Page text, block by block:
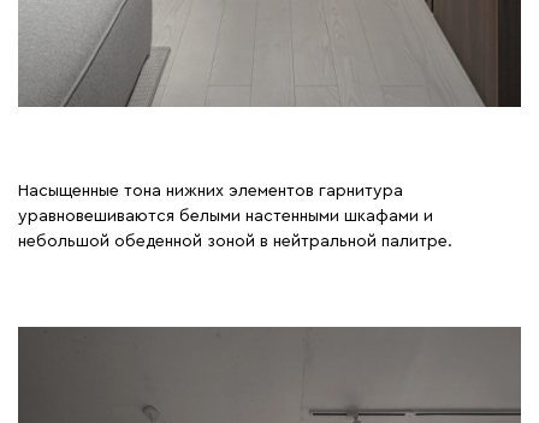
Насыщенные тона нижних элементов гарнитура
уравновешиваются белыми настенными шкафами и
небольшой обеденной зоной в нейтральной палитре.